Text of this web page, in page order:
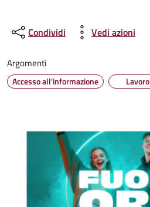
Condividi Vedi azioni
Argomenti
Accesso all'informazione Lavoro